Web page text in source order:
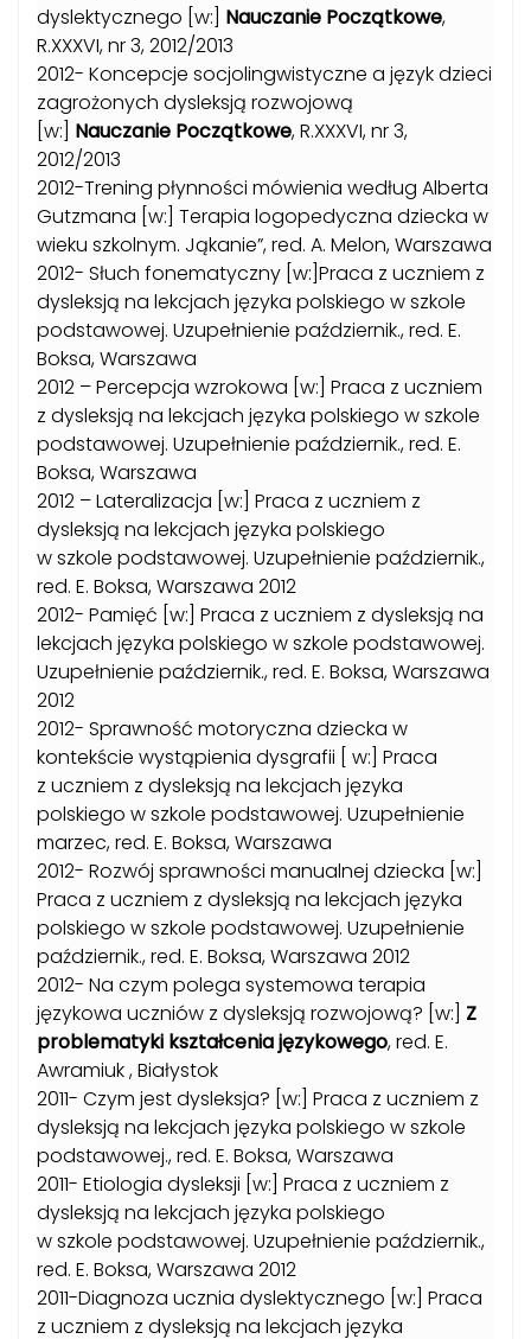
dyslektycznego [w:] Nauczanie Początkowe,
R.XXXVI, nr 3, 2012/2013
2012- Koncepcje socjolingwistyczne a język dzieci
zagrożonych dysleksją rozwojową
[w:] Nauczanie Początkowe, R.XXXVI, nr 3,
2012/2013
2012-Trening płynności mówienia według Alberta
Gutzmana [w:] Terapia logopedyczna dziecka w
wieku szkolnym. Jąkanie”, red. A. Melon, Warszawa
2012- Słuch fonematyczny [w:]Praca z uczniem z
dysleksją na lekcjach języka polskiego w szkole
podstawowej. Uzupełnienie październik., red. E.
Boksa, Warszawa
2012 – Percepcja wzrokowa [w:] Praca z uczniem
z dysleksją na lekcjach języka polskiego w szkole
podstawowej. Uzupełnienie październik., red. E.
Boksa, Warszawa
2012 – Lateralizacja [w:] Praca z uczniem z
dysleksją na lekcjach języka polskiego
w szkole podstawowej. Uzupełnienie październik.,
red. E. Boksa, Warszawa 2012
2012- Pamięć [w:] Praca z uczniem z dysleksją na
lekcjach języka polskiego w szkole podstawowej.
Uzupełnienie październik., red. E. Boksa, Warszawa
2012
2012- Sprawność motoryczna dziecka w
kontekście wystąpienia dysgrafii [ w:] Praca
z uczniem z dysleksją na lekcjach języka
polskiego w szkole podstawowej. Uzupełnienie
marzec, red. E. Boksa, Warszawa
2012- Rozwój sprawności manualnej dziecka [w:]
Praca z uczniem z dysleksją na lekcjach języka
polskiego w szkole podstawowej. Uzupełnienie
październik., red. E. Boksa, Warszawa 2012
2012- Na czym polega systemowa terapia
językowa uczniów z dysleksją rozwojową? [w:] Z
problematyki kształcenia językowego, red. E.
Awramiuk , Białystok
2011- Czym jest dysleksja? [w:] Praca z uczniem z
dysleksją na lekcjach języka polskiego w szkole
podstawowej., red. E. Boksa, Warszawa
2011- Etiologia dysleksji [w:] Praca z uczniem z
dysleksją na lekcjach języka polskiego
w szkole podstawowej. Uzupełnienie październik.,
red. E. Boksa, Warszawa 2012
2011-Diagnoza ucznia dyslektycznego [w:] Praca
z uczniem z dysleksją na lekcjach języka